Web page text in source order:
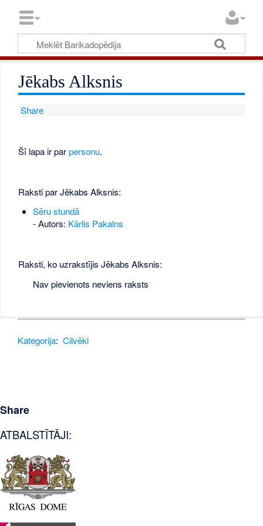
Jēkabs Alksnis
Share
Šī lapa ir parpersonu.
Raksti par Jēkabs Alksnis:
Sēru stundā
- Autors: Kārlis Pakalns
Raksti, ko uzrakstījis Jēkabs Alksnis:
Nav pievienots neviens raksts
Kategorija: Cilvēki
Share
ATBALSTĪTĀJI: